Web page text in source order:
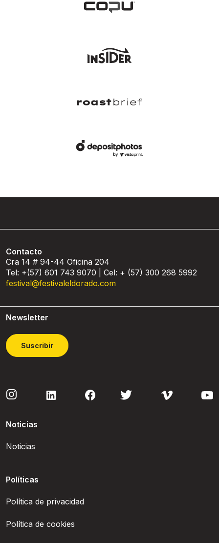
Contacto
Cra 14 # 94-44 Oficina 204
Tel: +(57) 601 743 9070 | Cel: + (57) 300 268 5992
festival@festivaleldorado.com
Newsletter
Suscribir
Noticias
Noticias
Políticas
Política de privacidad
Política de cookies